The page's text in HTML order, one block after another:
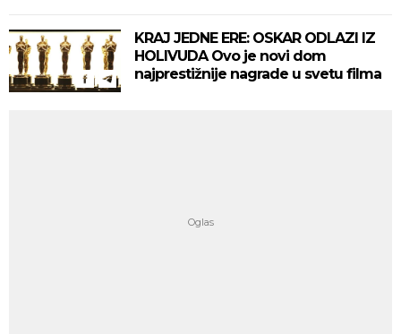
KRAJ JEDNE ERE: OSKAR ODLAZI IZ
HOLIVUDA Ovo je novi dom
najprestižnije nagrade u svetu filma